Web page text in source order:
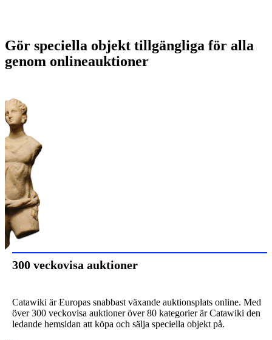
Gör speciella objekt tillgängliga för alla
genom onlineauktioner
300 veckovisa auktioner
Catawiki är Europas snabbast växande auktionsplats online. Med
över 300 veckovisa auktioner över 80 kategorier är Catawiki den
ledande hemsidan att köpa och sälja speciella objekt på.